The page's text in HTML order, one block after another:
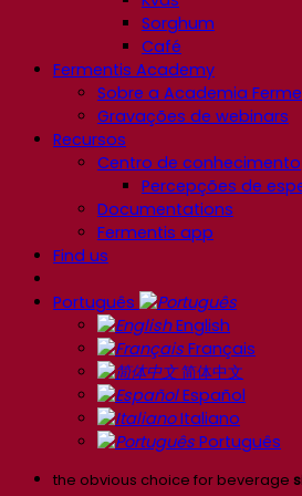
Sorghum
Café
Fermentis Academy
Sobre a Academia
Gravações de webinars
Recursos
Centro de conhecimento
Percepções de
Documentations
Fermentis app
Find us
Português
English
Français
简体中文
Español
Italiano
Português
the obvious choice for beverage